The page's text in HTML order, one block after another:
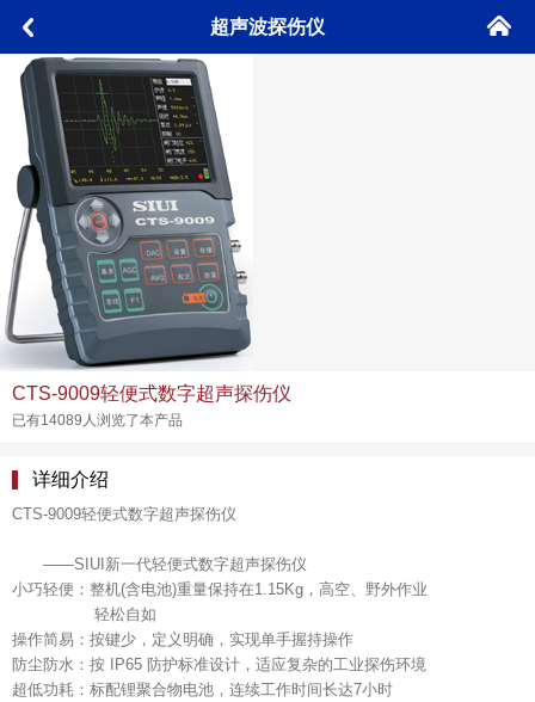
󰅮 超声波探伤仪 󰄫
CTS-9009轻便式数字超声探伤仪
已有14089人浏览了本产品
详细介绍
CTS-9009轻便式数字超声探伤仪
——SIUI新一代轻便式数字超声探伤仪
小巧轻便：整机(含电池)重量保持在1.15Kg，高空、野外作业
轻松自如
操作简易：按键少，定义明确，实现单手握持操作
防尘防水：按 IP65 防护标准设计，适应复杂的工业探伤环境
超低功耗：标配锂聚合物电池，连续工作时间长达7小时